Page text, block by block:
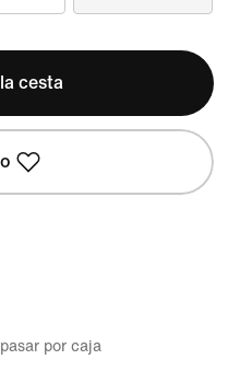
cesta
por caja